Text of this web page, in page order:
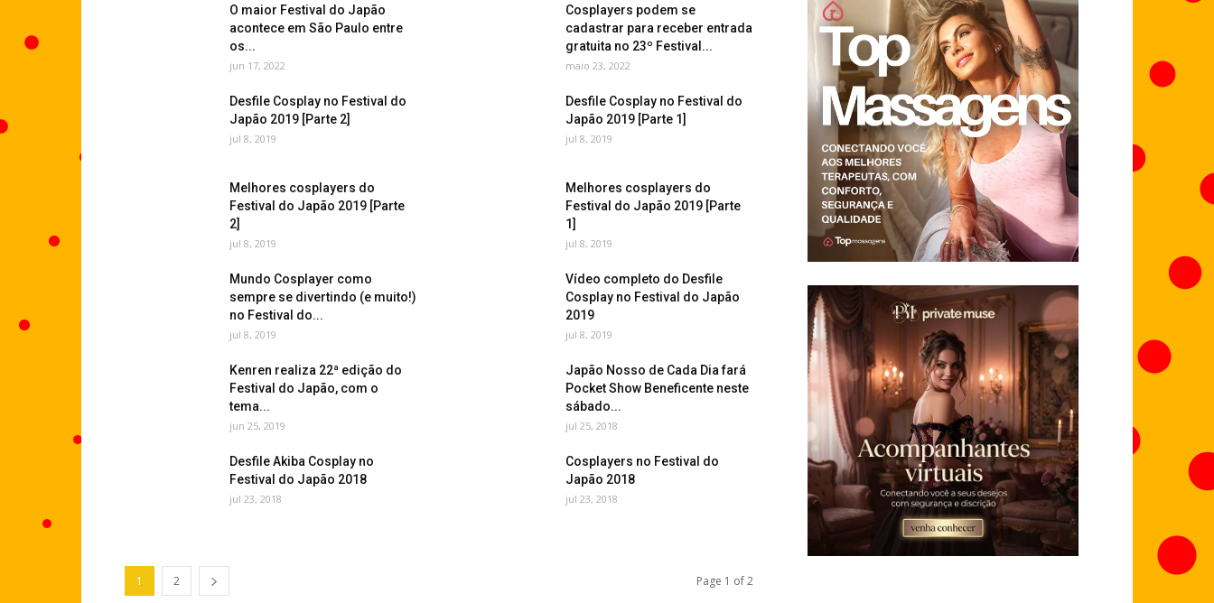
O maior Festival do Japão
acontece em São Paulo entre
os...
jun 17, 2022
Cosplayers podem se
cadastrar para receber entrada
gratuita no 23º Festival...
maio 23, 2022
Desfile Cosplay no Festival do
Japão 2019 [Parte 2]
jul 8, 2019
Desfile Cosplay no Festival do
Japão 2019 [Parte 1]
jul 8, 2019
Melhores cosplayers do
Festival do Japão 2019 [Parte
2]
jul 8, 2019
Melhores cosplayers do
Festival do Japão 2019 [Parte
1]
jul 8, 2019
Mundo Cosplayer como
sempre se divertindo (e muito!)
no Festival do...
jul 8, 2019
Vídeo completo do Desfile
Cosplay no Festival do Japão
2019
jul 8, 2019
Kenren realiza 22ª edição do
Festival do Japão, com o
tema...
jun 25, 2019
Japão Nosso de Cada Dia fará
Pocket Show Beneficente neste
sábado...
jul 25, 2018
Desfile Akiba Cosplay no
Festival do Japão 2018
jul 23, 2018
Cosplayers no Festival do
Japão 2018
jul 23, 2018
1 2 Page 1 of 2